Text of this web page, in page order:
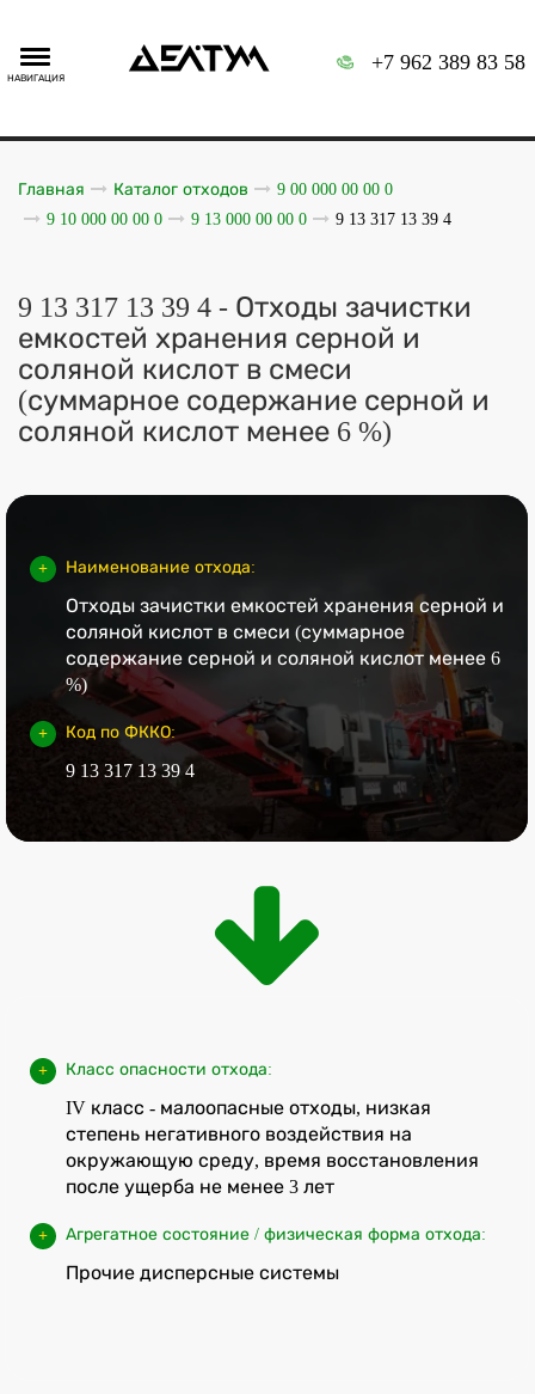
НАВИГАЦИЯ
+7 962 389 83 58
Главная Каталог отходов
9 00 000 00 00 0
9 10 000 00 00 0
9 13 000 00 00 0 9 13 317 13 39 4
9 13 317 13 39 4 - Отходы зачистки
емкостей хранения серной и
соляной кислот в смеси
(суммарное содержание серной и
соляной кислот менее 6 %)
Наименование отхода:
Отходы зачистки емкостей хранения серной и
соляной кислот в смеси (суммарное
содержание серной и соляной кислот менее 6
%)
Код по ФККО:
9 13 317 13 39 4
Класс опасности отхода:
IV класс - малоопасные отходы, низкая
степень негативного воздействия на
окружающую среду, время восстановления
после ущерба не менее 3 лет
Агрегатное состояние / физическая форма отхода:
Прочие дисперсные системы